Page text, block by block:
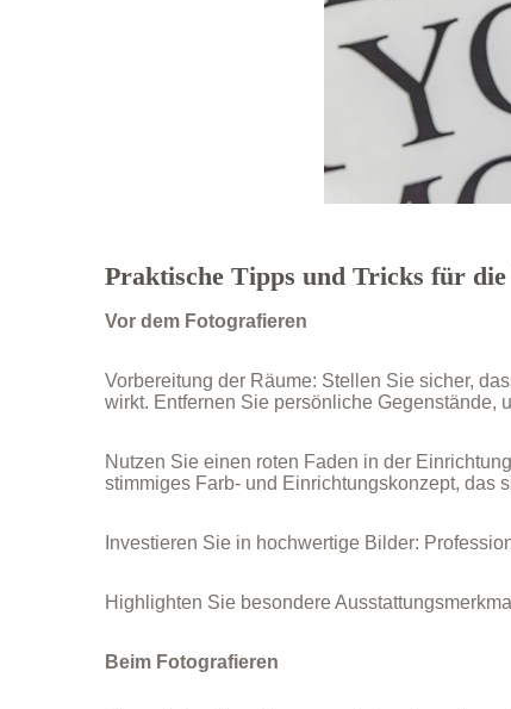
Praktische Tipps und Tricks für die
Vor dem Fotografieren
Vorbereitung der Räume: Stellen Sie sicher,
wirkt. Entfernen Sie persönliche Gegenstände,
Nutzen Sie einen roten Faden in der
stimmiges Farb- und Einrichtungskonzept, das
Investieren Sie in hochwertige Bilder:
Highlighten Sie besondere
Beim Fotografieren